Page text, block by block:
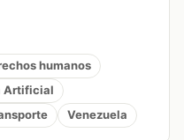
humanos
Artificial
Venezuela